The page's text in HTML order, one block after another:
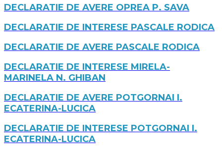
DECLARATIE DE AVERE OPREA P. SAVA
DECLARATIE DE INTERESE PASCALE RODICA
DECLARATIE DE AVERE PASCALE RODICA
DECLARATIE DE INTERESE MIRELA-
MARINELA N. GHIBAN
DECLARATIE DE AVERE POTGORNAI I.
ECATERINA-LUCICA
DECLARATIE DE INTERESE POTGORNAI I.
ECATERINA-LUCICA